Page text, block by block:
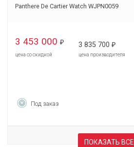
Panthere De Cartier Watch WJPN0059
3 453 000 ₽
цена со скидкой
3 835 700 ₽
цена производителя
Под заказ
ПОКАЗАТЬ ВСЕ